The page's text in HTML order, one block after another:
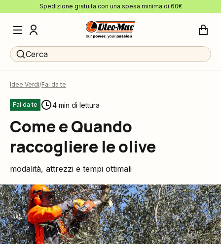
Spedizione gratuita con una spesa minima di 60€
Cerca
Idee Verdi Fai da te
Fai da te 4 min di lettura
Come e Quando
raccogliere le olive
modalità, attrezzi e tempi ottimali